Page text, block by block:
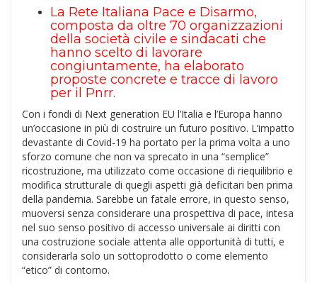
La Rete Italiana Pace e Disarmo,
composta da oltre 70 organizzazioni
della società civile e sindacati che
hanno scelto di lavorare
congiuntamente, ha elaborato
proposte concrete e tracce di lavoro
per il Pnrr.
Con i fondi di Next generation EU l’Italia e l’Europa hanno
un’occasione in più di costruire un futuro positivo. L’impatto
devastante di Covid-19 ha portato per la prima volta a uno
sforzo comune che non va sprecato in una “semplice”
ricostruzione, ma utilizzato come occasione di riequilibrio e
modifica strutturale di quegli aspetti già deficitari ben prima
della pandemia. Sarebbe un fatale errore, in questo senso,
muoversi senza considerare una prospettiva di pace, intesa
nel suo senso positivo di accesso universale ai diritti con
una costruzione sociale attenta alle opportunità di tutti, e
considerarla solo un sottoprodotto o come elemento
“etico” di contorno.